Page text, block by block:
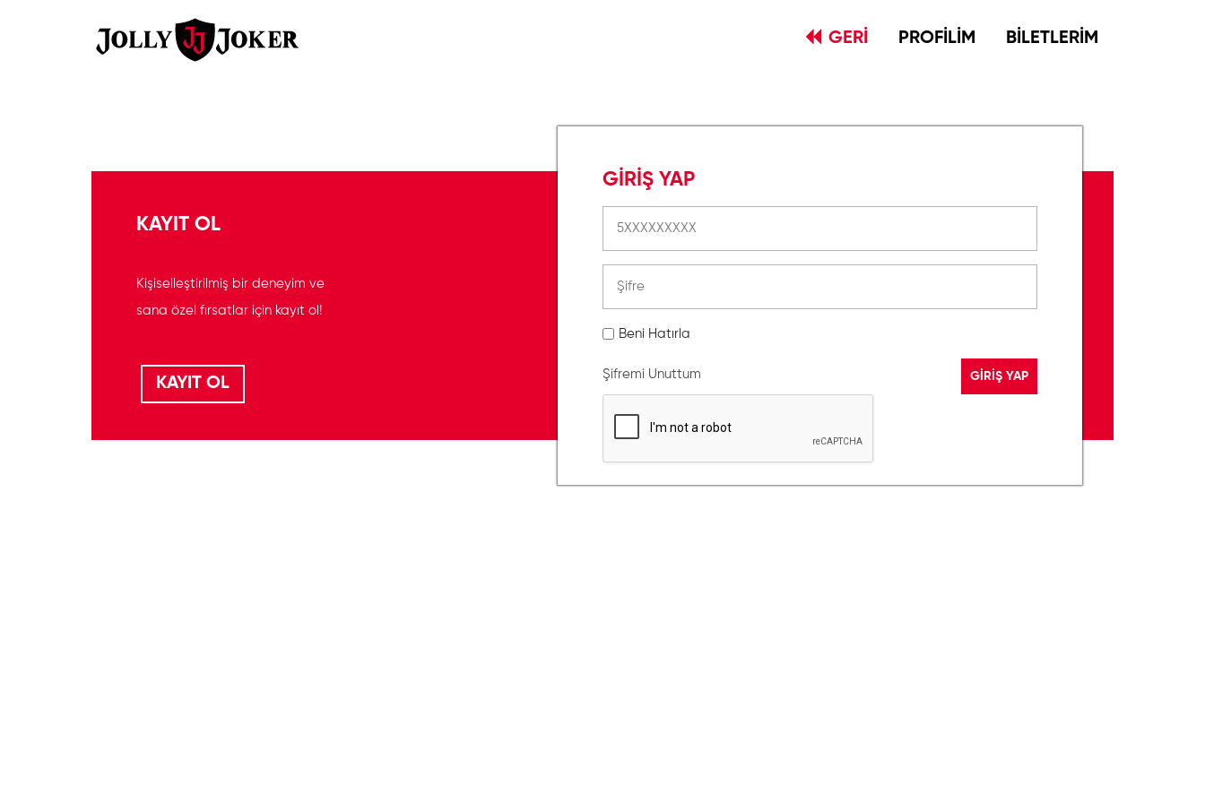
GERİ PROFİLİM BİLETLERİM
GİRİŞ YAP
Beni Hatırla
Şifremi Unuttum
KAYIT OL
Kişiselleştirilmiş bir deneyim ve
sana özel fırsatlar için kayıt ol!
KAYIT OL